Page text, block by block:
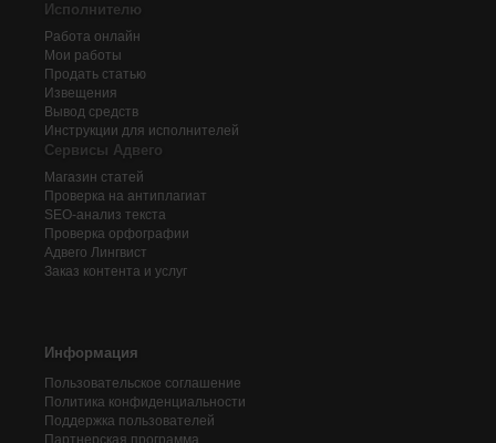
Исполнителю
Работа онлайн
Мои работы
Продать статью
Извещения
Вывод средств
Инструкции для исполнителей
Сервисы Адвего
Магазин статей
Проверка на антиплагиат
SEO-анализ текста
Проверка орфографии
Адвего Лингвист
Заказ контента и услуг
Информация
Пользовательское соглашение
Политика конфиденциальности
Поддержка пользователей
Партнерская программа